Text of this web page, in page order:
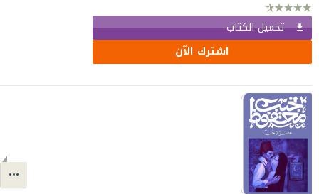
تحميل الكتاب
اشترك الآن